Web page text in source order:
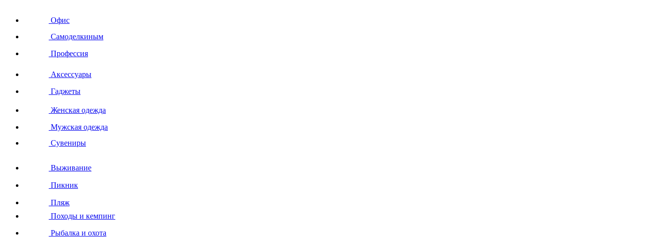
Офис
Самоделкиным
Профессия
Аксессуары
Гаджеты
Женская одежда
Мужская одежда
Сувениры
Выживание
Пикник
Пляж
Походы и кемпинг
Рыбалка и охота